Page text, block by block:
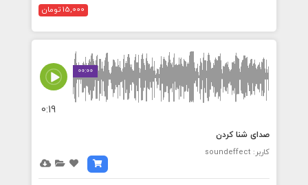
15,000 تومان
00:00
0:19
صدای شنا کردن
کاربر: soundeffect